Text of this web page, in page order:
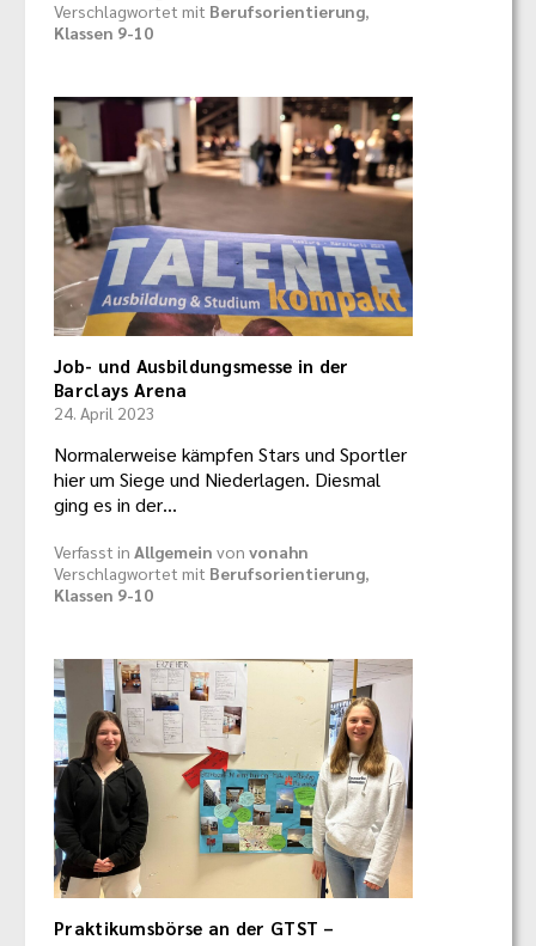
Verschlagwortet mit Berufsorientierung,
Klassen 9-10
Job- und Ausbildungsmesse in der
Barclays Arena
24. April 2023
Normalerweise kämpfen Stars und Sportler
hier um Siege und Niederlagen. Diesmal
ging es in der…
Verfasst in Allgemein von vonahn
Verschlagwortet mit Berufsorientierung,
Klassen 9-10
Praktikumsbörse an der GTST –